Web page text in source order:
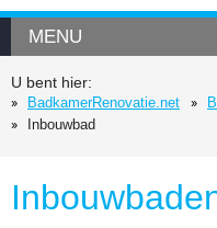
MENU
U bent hier:
BadkamerRenovatie.net
Inbouwbad